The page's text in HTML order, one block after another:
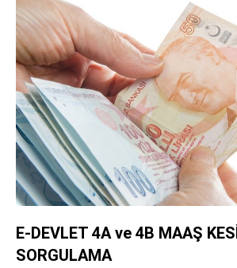
E-DEVLET 4A ve 4B MAAŞ
SORGULAMA